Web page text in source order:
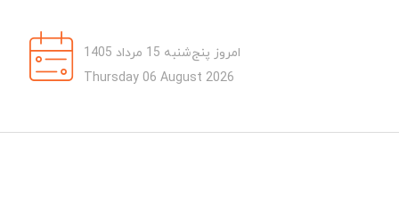
امروز پنج‌شنبه 15 مرداد 1405
Thursday 06 August 2026